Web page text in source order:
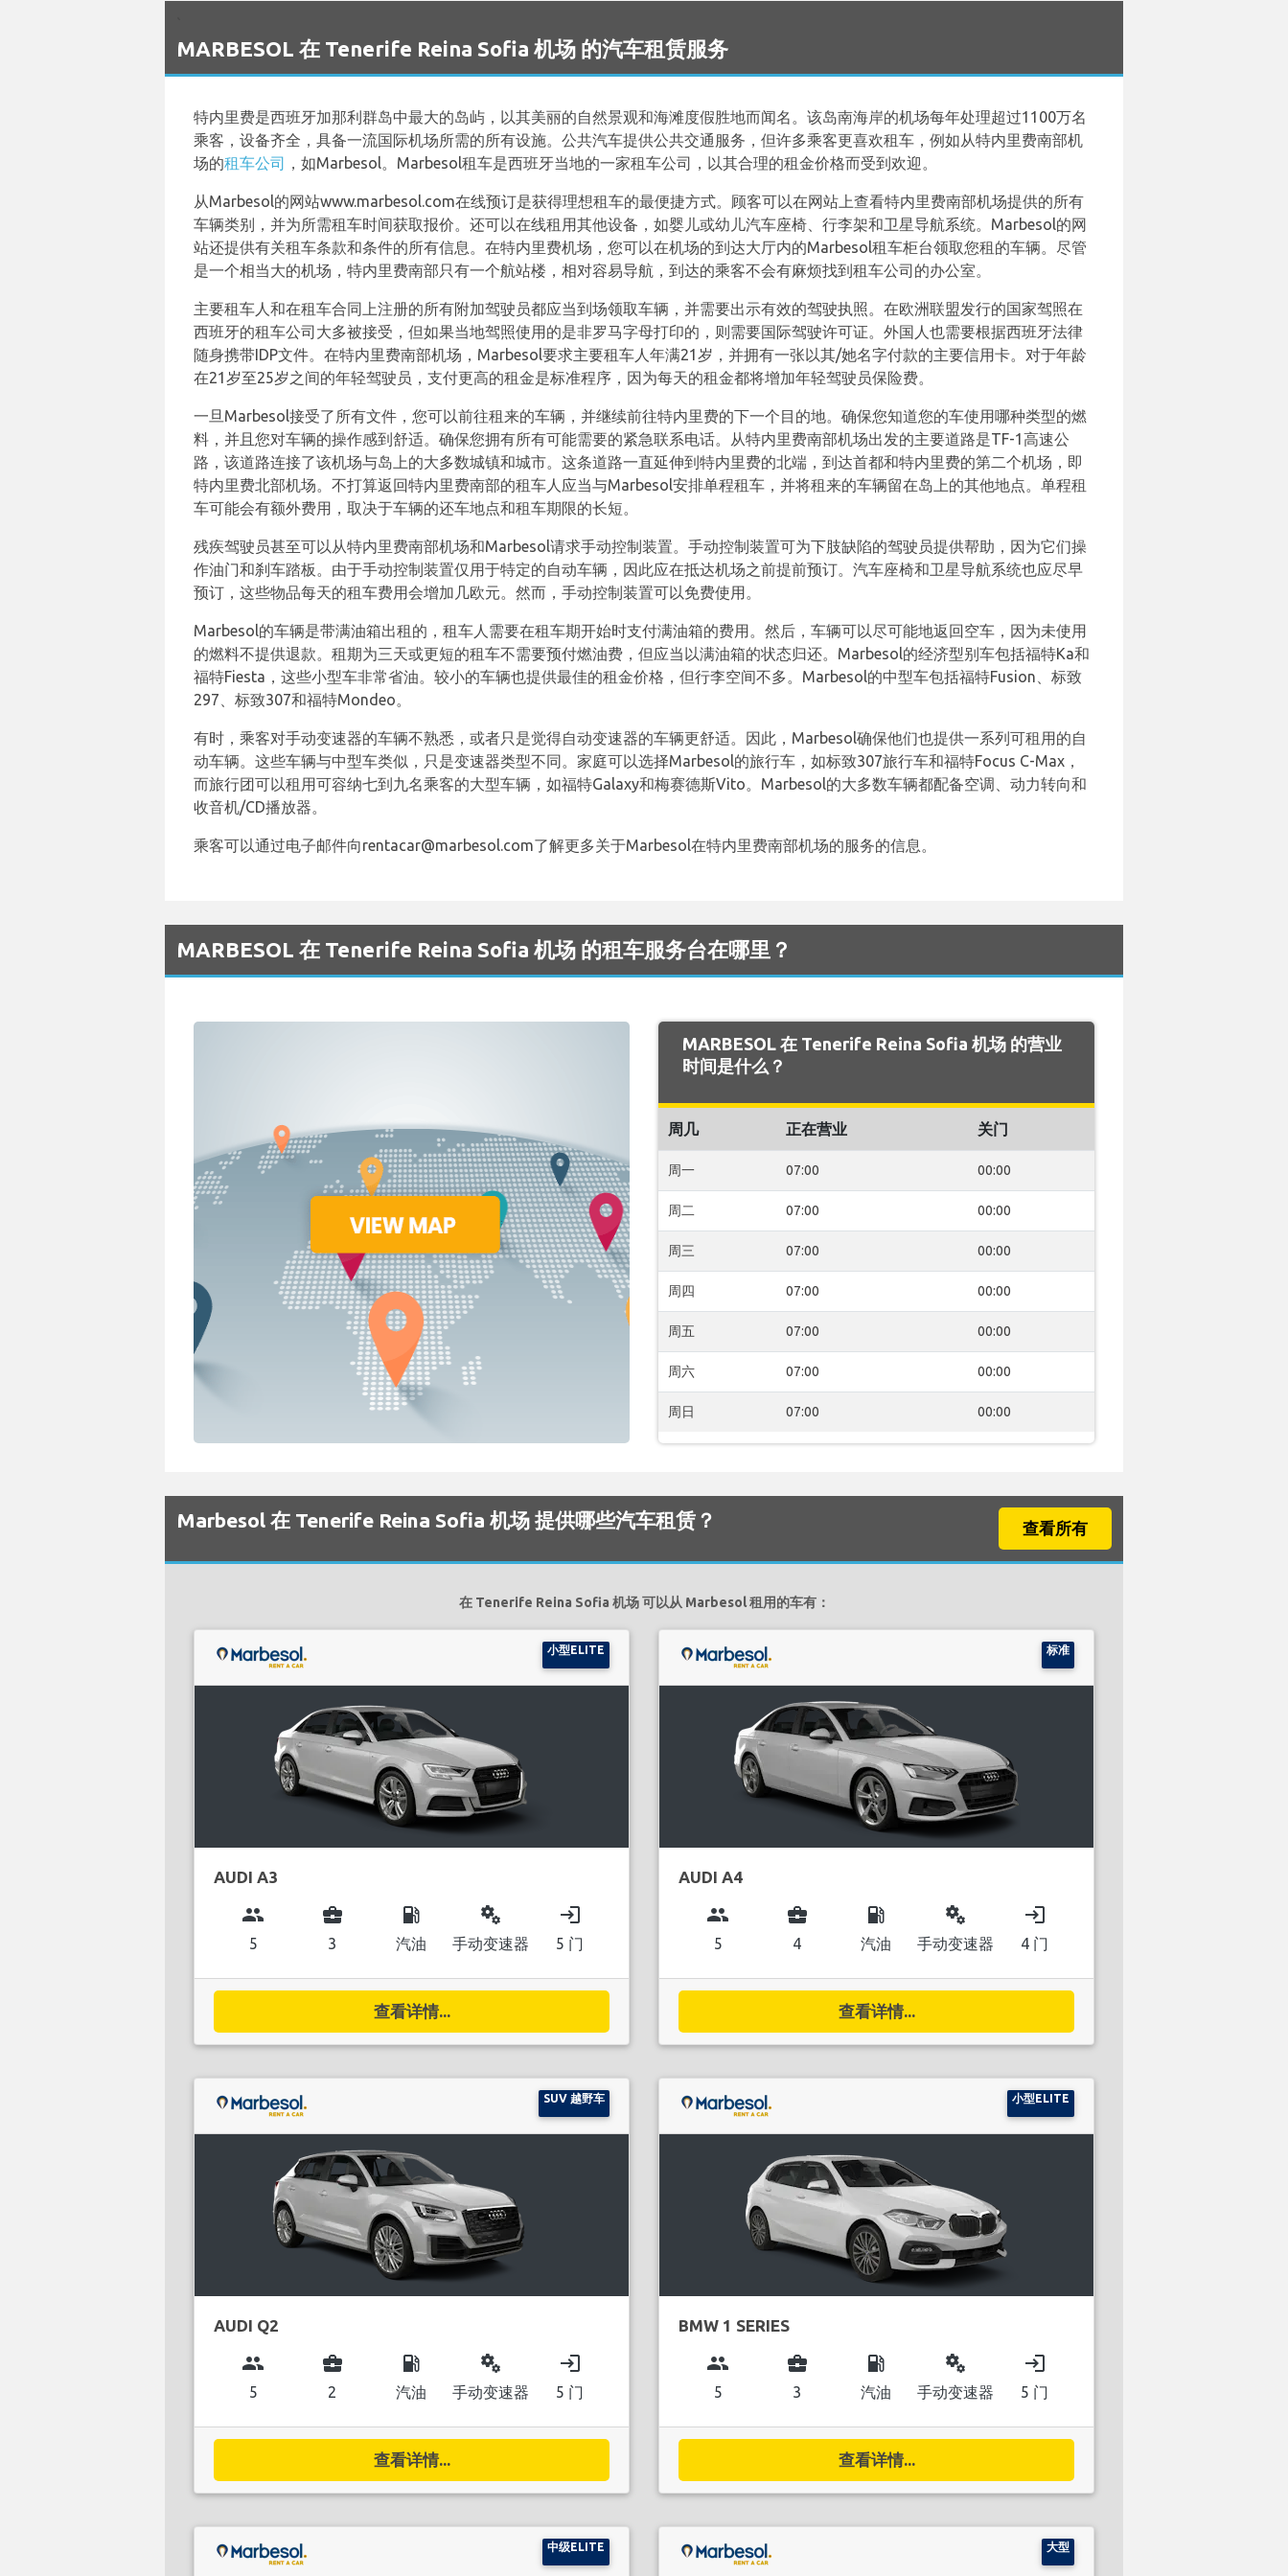
MARBESOL 在 Tenerife Reina Sofia 机场 的汽车租赁服务
特内里费是西班牙加那利群岛中最大的岛屿，以其美丽的自然景观和海滩度假胜地而闻名。该岛南海岸的机场每年处理超过1100万名
乘客，设备齐全，具备一流国际机场所需的所有设施。公共汽车提供公共交通服务，但许多乘客更喜欢租车，例如从特内里费南部机
场的租车公司 ，如Marbesol。Marbesol租车是西班牙当地的一家租车公司，以其合理的租金价格而受到欢迎。
从Marbesol的网站www.marbesol.com在线预订是获得理想租车的最便捷方式。顾客可以在网站上查看特内里费南部机场提供的所有
车辆类别，并为所需租车时间获取报价。还可以在线租用其他设备，如婴儿或幼儿汽车座椅、行李架和卫星导航系统。Marbesol的网
站还提供有关租车条款和条件的所有信息。在特内里费机场，您可以在机场的到达大厅内的Marbesol租车柜台领取您租的车辆。尽管
是一个相当大的机场，特内里费南部只有一个航站楼，相对容易导航，到达的乘客不会有麻烦找到租车公司的办公室。
主要租车人和在租车合同上注册的所有附加驾驶员都应当到场领取车辆，并需要出示有效的驾驶执照。在欧洲联盟发行的国家驾照在
西班牙的租车公司大多被接受，但如果当地驾照使用的是非罗马字母打印的，则需要国际驾驶许可证。外国人也需要根据西班牙法律
随身携带IDP文件。在特内里费南部机场，Marbesol要求主要租车人年满21岁，并拥有一张以其/她名字付款的主要信用卡。对于年龄
在21岁至25岁之间的年轻驾驶员，支付更高的租金是标准程序，因为每天的租金都将增加年轻驾驶员保险费。
一旦Marbesol接受了所有文件，您可以前往租来的车辆，并继续前往特内里费的下一个目的地。确保您知道您的车使用哪种类型的燃
料，并且您对车辆的操作感到舒适。确保您拥有所有可能需要的紧急联系电话。从特内里费南部机场出发的主要道路是TF-1高速公
路，该道路连接了该机场与岛上的大多数城镇和城市。这条道路一直延伸到特内里费的北端，到达首都和特内里费的第二个机场，即
特内里费北部机场。不打算返回特内里费南部的租车人应当与Marbesol安排单程租车，并将租来的车辆留在岛上的其他地点。单程租
车可能会有额外费用，取决于车辆的还车地点和租车期限的长短。
残疾驾驶员甚至可以从特内里费南部机场和Marbesol请求手动控制装置。手动控制装置可为下肢缺陷的驾驶员提供帮助，因为它们操
作油门和刹车踏板。由于手动控制装置仅用于特定的自动车辆，因此应在抵达机场之前提前预订。汽车座椅和卫星导航系统也应尽早
预订，这些物品每天的租车费用会增加几欧元。然而，手动控制装置可以免费使用。
Marbesol的车辆是带满油箱出租的，租车人需要在租车期开始时支付满油箱的费用。然后，车辆可以尽可能地返回空车，因为未使用
的燃料不提供退款。租期为三天或更短的租车不需要预付燃油费，但应当以满油箱的状态归还。Marbesol的经济型别车包括福特Ka和
福特Fiesta，这些小型车非常省油。较小的车辆也提供最佳的租金价格，但行李空间不多。Marbesol的中型车包括福特Fusion、标致
297、标致307和福特Mondeo。
有时，乘客对手动变速器的车辆不熟悉，或者只是觉得自动变速器的车辆更舒适。因此，Marbesol确保他们也提供一系列可租用的自
动车辆。这些车辆与中型车类似，只是变速器类型不同。家庭可以选择Marbesol的旅行车，如标致307旅行车和福特Focus C-Max，
而旅行团可以租用可容纳七到九名乘客的大型车辆，如福特Galaxy和梅赛德斯Vito。Marbesol的大多数车辆都配备空调、动力转向和
收音机/CD播放器。
乘客可以通过电子邮件向rentacar@marbesol.com了解更多关于Marbesol在特内里费南部机场的服务的信息。
MARBESOL 在 Tenerife Reina Sofia 机场 的租车服务台在哪里？
MARBESOL 在 Tenerife Reina Sofia 机场 的营业
时间是什么？
周几 正在营业 关门
周一 07:00 00:00
周二 07:00 00:00
周三 07:00 00:00
周四 07:00 00:00
周五 07:00 00:00
周六 07:00 00:00
周日 07:00 00:00
Marbesol 在 Tenerife Reina Sofia 机场 提供哪些汽车租赁？ 查看所有
在 Tenerife Reina Sofia 机场 可以从 Marbesol 租用的车有：
小型ELITE
AUDI A3
group
5
business_center
3
local_gas_station
汽油
miscellaneous_services
手动变速器
login
5 门
查看详情...
标准
AUDI A4
group
5
business_center
4
local_gas_station
汽油
miscellaneous_services
手动变速器
login
4 门
查看详情...
SUV 越野车
AUDI Q2
group
5
business_center
2
local_gas_station
汽油
miscellaneous_services
手动变速器
login
5 门
查看详情...
小型ELITE
BMW 1 SERIES
group
5
business_center
3
local_gas_station
汽油
miscellaneous_services
手动变速器
login
5 门
查看详情...
中级ELITE 大型